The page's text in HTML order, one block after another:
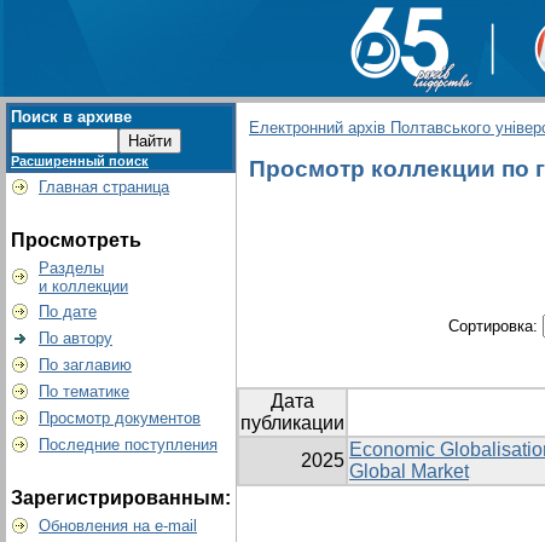
Поиск в архиве
Расширенный поиск
Главная страница
Просмотреть
Разделы
и коллекции
По дате
По автору
По заглавию
По тематике
Просмотр документов
Последние поступления
Зарегистрированным:
Обновления на e-mail
Електронний архів Полтавського
Просмотр коллекции по
Сортировка:
Дата
публикации
2025
Economic
Global Market